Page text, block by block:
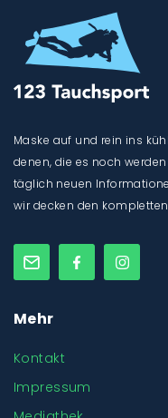
Maske auf und rein ins
denen, die es noch
täglich neuen
wir decken den
Mehr
Kontakt
Impressum